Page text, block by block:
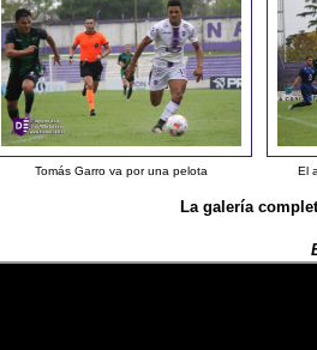
Tomás Garro va por una pelota El
La galería